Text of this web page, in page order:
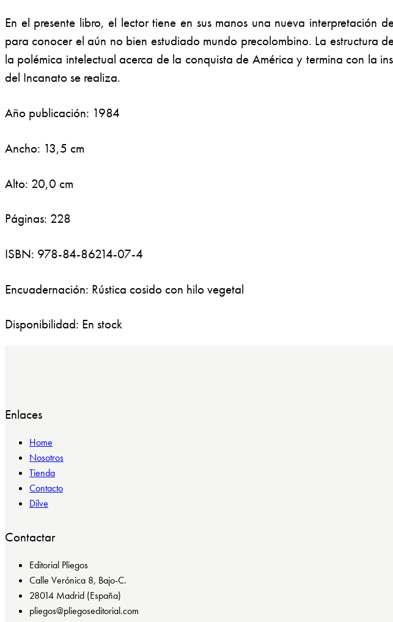
En el presente libro, el lector tiene en sus manos una nueva interpretación
para conocer el aún no bien estudiado mundo precolombino. La estructura
la polémica intelectual acerca de la conquista de América y termina con la
del Incanato se realiza.
Año publicación: 1984
Ancho: 13,5 cm
Alto: 20,0 cm
Páginas: 228
ISBN: 978-84-86214-07-4
Encuadernación: Rústica cosido con hilo vegetal
Disponibilidad: En stock
Enlaces
Home
Nosotros
Tienda
Contacto
Dilve
Contactar
Editorial Pliegos
Calle Verónica 8, Bajo-C.
28014 Madrid (España)
pliegos@pliegoseditorial.com